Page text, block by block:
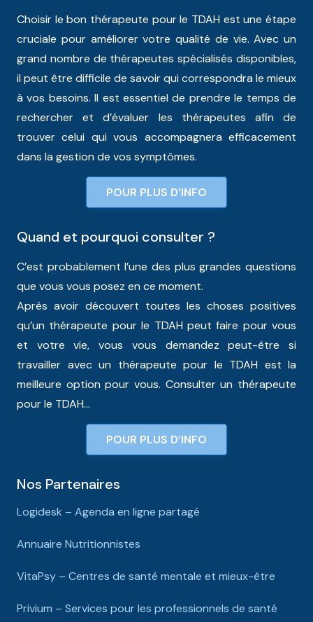
Choisir le bon thérapeute pour le TDAH est une étape
cruciale pour améliorer votre qualité de vie. Avec un
grand nombre de thérapeutes spécialisés disponibles,
il peut être difficile de savoir qui correspondra le mieux
à vos besoins. Il est essentiel de prendre le temps de
rechercher et d’évaluer les thérapeutes afin de
trouver celui qui vous accompagnera efficacement
dans la gestion de vos symptômes.
POUR PLUS D’INFO
Quand et pourquoi consulter ?
C’est probablement l’une des plus grandes questions
que vous vous posez en ce moment.
Après avoir découvert toutes les choses positives
qu’un thérapeute pour le TDAH peut faire pour vous
et votre vie, vous vous demandez peut-être si
travailler avec un thérapeute pour le TDAH est la
meilleure option pour vous. Consulter un thérapeute
pour le TDAH…
POUR PLUS D’INFO
Nos Partenaires
Logidesk – Agenda en ligne partagé
Annuaire Nutritionnistes
VitaPsy – Centres de santé mentale et mieux-être
Privium – Services pour les professionnels de santé